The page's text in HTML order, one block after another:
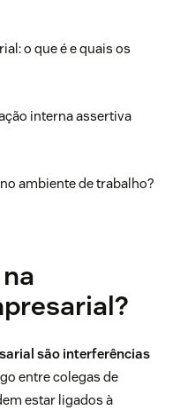
o que é e quais os
interna assertiva
ambiente de trabalho?
são interferências
entre colegas de
estar ligados à